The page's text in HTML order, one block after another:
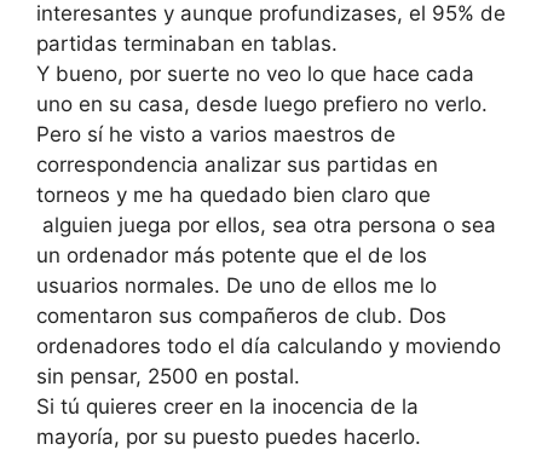
interesantes y aunque profundizases, el 95% de
partidas terminaban en tablas.
Y bueno, por suerte no veo lo que hace cada
uno en su casa, desde luego prefiero no verlo.
Pero sí he visto a varios maestros de
correspondencia analizar sus partidas en
torneos y me ha quedado bien claro que
alguien juega por ellos, sea otra persona o sea
un ordenador más potente que el de los
usuarios normales. De uno de ellos me lo
comentaron sus compañeros de club. Dos
ordenadores todo el día calculando y moviendo
sin pensar, 2500 en postal.
Si tú quieres creer en la inocencia de la
mayoría, por su puesto puedes hacerlo.